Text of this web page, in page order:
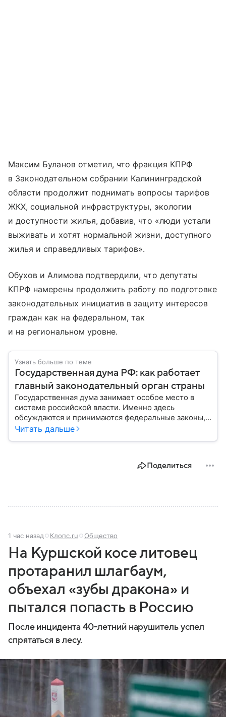
Максим Буланов отметил, что фракция КПРФ
в Законодательном собрании Калининградской
области продолжит поднимать вопросы тарифов
ЖКХ, социальной инфраструктуры, экологии
и доступности жилья, добавив, что «люди устали
выживать и хотят нормальной жизни, доступного
жилья и справедливых тарифов».
Обухов и Алимова подтвердили, что депутаты
КПРФ намерены продолжить работу по подготовке
законодательных инициатив в защиту интересов
граждан как на федеральном, так
и на региональном уровне.
Узнать больше по теме
Государственная дума РФ: как работает
главный законодательный орган страны
Государственная дума занимает особое место в
системе российской власти. Именно здесь
обсуждаются и принимаются федеральные законы,
определяющие развитие государства, экономики и
Разбираемся, как устроена Госдума, какие
Читать дальше
Поделиться
1 час назад Клопс.ru Общество
На Куршской косе литовец
протаранил шлагбаум,
объехал «зубы дракона» и
пытался попасть в Россию
После инцидента 40-летний нарушитель успел
спрятаться в лесу.